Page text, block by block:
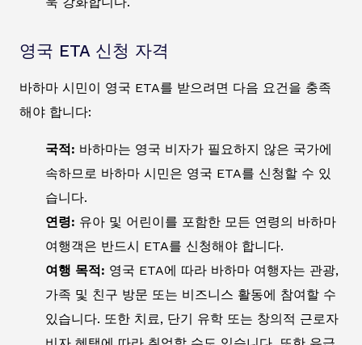
영국 ETA 신청 자격
바하마 시민이 영국 ETA를 받으려면 다음 요건을 충족
해야 합니다:
국적: 바하마는 영국 비자가 필요하지 않은 국가에
속하므로 바하마 시민은 영국 ETA를 신청할 수 있
습니다.
연령: 유아 및 어린이를 포함한 모든 연령의 바하마
여행객은 반드시 ETA를 신청해야 합니다.
여행 목적: 영국 ETA에 따라 바하마 여행자는 관광,
가족 및 친구 방문 또는 비즈니스 활동에 참여할 수
있습니다. 또한 치료, 단기 유학 또는 창의적 근로자